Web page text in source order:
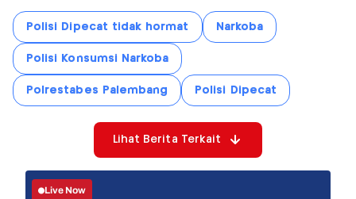
Polisi Dipecat tidak hormat Narkoba
Polisi Konsumsi Narkoba
Polrestabes Palembang Polisi Dipecat
Lihat Berita Terkait
Live Now